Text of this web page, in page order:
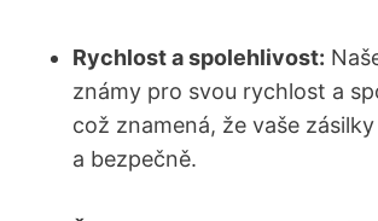
Rychlost a spolehlivost:
známy pro svou rychlost a
což znamená, že vaše
a bezpečně.